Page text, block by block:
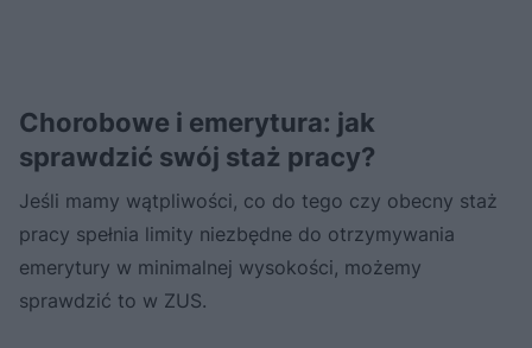
Chorobowe i emerytura: jak
sprawdzić swój staż pracy?
Jeśli mamy wątpliwości, co do tego czy obecny staż
pracy spełnia limity niezbędne do otrzymywania
emerytury w minimalnej wysokości, możemy
sprawdzić to w ZUS.